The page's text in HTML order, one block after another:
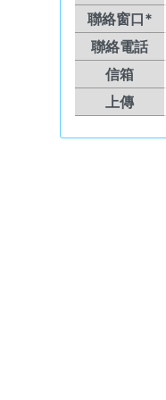
聯絡窗口*
聯絡電話
信箱
上傳